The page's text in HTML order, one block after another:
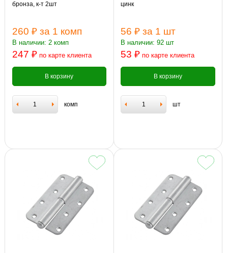
бронза, к-т 2шт
260 ₽ за 1 комп
В наличии: 2 комп
247 ₽ по карте клиента
В корзину
комп
цинк
56 ₽ за 1 шт
В наличии: 92 шт
53 ₽ по карте клиента
В корзину
шт